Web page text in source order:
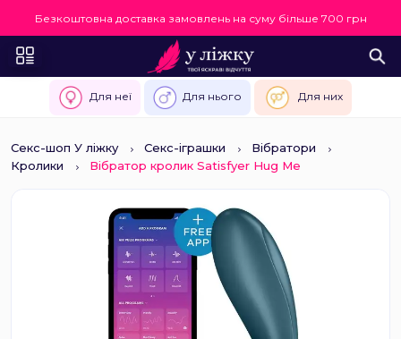
Безкоштовна доставка замовлень на суму більше 700 грн
Для неї Для нього Для них
Секс-шоп У ліжку Секс-іграшки
Вібратори
Кролики
Вібратор кролик Satisfyer Hug Me